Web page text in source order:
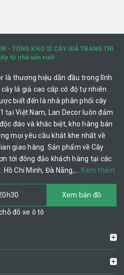
- TỔNG KHO SỈ CÂY GIẢ TRANG TRÍ
từ nhà sản xuất
là thương hiệu dẫn đầu trong lĩnh
lá giả cao cấp có độ tự nhiên
biết đến là nhà phân phối cây
tại Việt Nam, Lan Decor luôn đảm
đáo và khác biệt, kho hàng bán
mọi yêu cầu khắt khe nhất về
giao hàng. Sản phẩm về Cây
tới đông đảo khách hàng tại các
Chí Minh, Đà Nẵng,… Xem thêm
Xem bản đồ
đỗ xe ô tô